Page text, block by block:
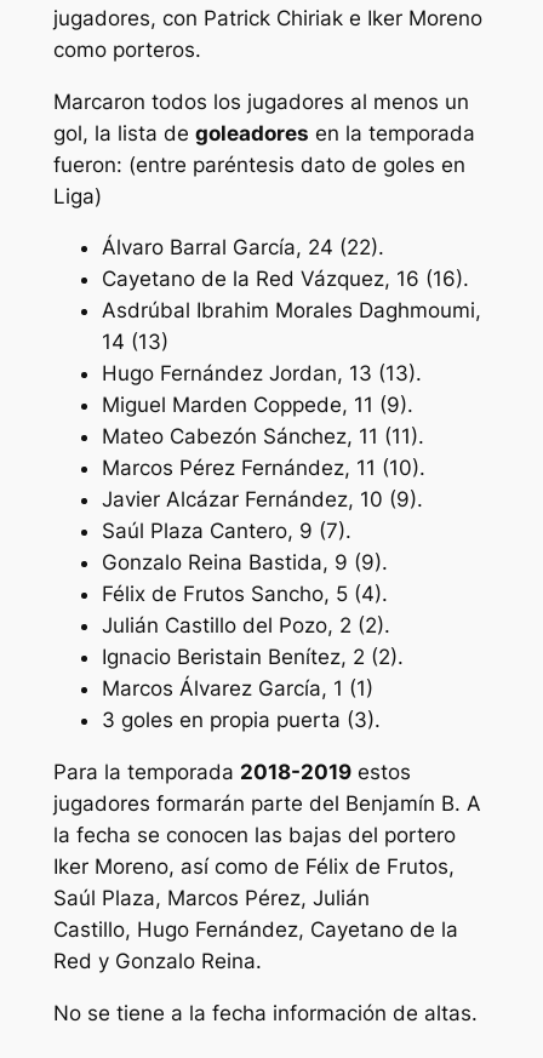
jugadores, con Patrick Chiriak e Iker Moreno
como porteros.
Marcaron todos los jugadores al menos un
gol, la lista de goleadores en la temporada
fueron: (entre paréntesis dato de goles en
Liga)
Álvaro Barral García, 24 (22).
Cayetano de la Red Vázquez, 16 (16).
Asdrúbal Ibrahim Morales Daghmoumi,
14 (13)
Hugo Fernández Jordan, 13 (13).
Miguel Marden Coppede, 11 (9).
Mateo Cabezón Sánchez, 11 (11).
Marcos Pérez Fernández, 11 (10).
Javier Alcázar Fernández, 10 (9).
Saúl Plaza Cantero, 9 (7).
Gonzalo Reina Bastida, 9 (9).
Félix de Frutos Sancho, 5 (4).
Julián Castillo del Pozo, 2 (2).
Ignacio Beristain Benítez, 2 (2).
Marcos Álvarez García, 1 (1)
3 goles en propia puerta (3).
Para la temporada 2018-2019estos
jugadores formarán parte del Benjamín B. A
la fecha se conocen las bajas del portero
Iker Moreno, así como de Félix de Frutos,
Saúl Plaza, Marcos Pérez, Julián
Castillo, Hugo Fernández, Cayetano de la
Red y Gonzalo Reina.
No se tiene a la fecha información de altas.